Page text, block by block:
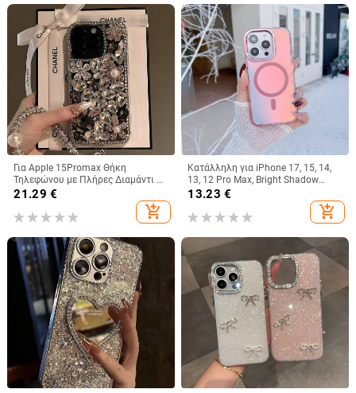
Για Apple 15Promax Θήκη
Τηλεφώνου με Πλήρες Διαμάντι 16
Πολυτελής Προστατευτική Θήκη
Κουνελιού με Στρας 15pro 13
Βραχιόλι 14
21.29 €
add_shopping_cart
Κατάλληλη για iPhone 17, 15, 14,
13, 12 Pro Max, Bright Shadow
Chameleon, θήκη τηλεφώνου 16E,
πλήρης κάλυψη, αντιπτώσεις
13.23 €
add_shopping_cart